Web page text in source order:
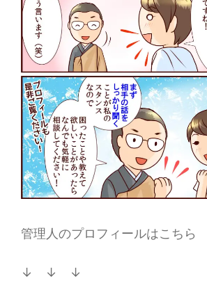
管理人のプロフィールはこちら
↓ ↓ ↓